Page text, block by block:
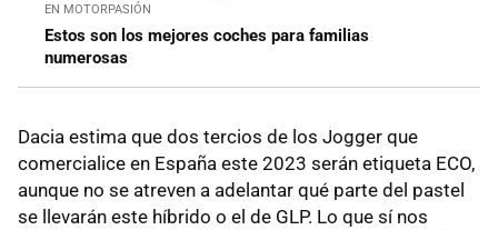
EN MOTORPASIÓN
Estos son los mejores coches para familias
numerosas
Dacia estima que dos tercios de los Jogger que
comercialice en España este 2023 serán etiqueta ECO,
aunque no se atreven a adelantar qué parte del pastel
se llevarán este híbrido o el de GLP. Lo que sí nos